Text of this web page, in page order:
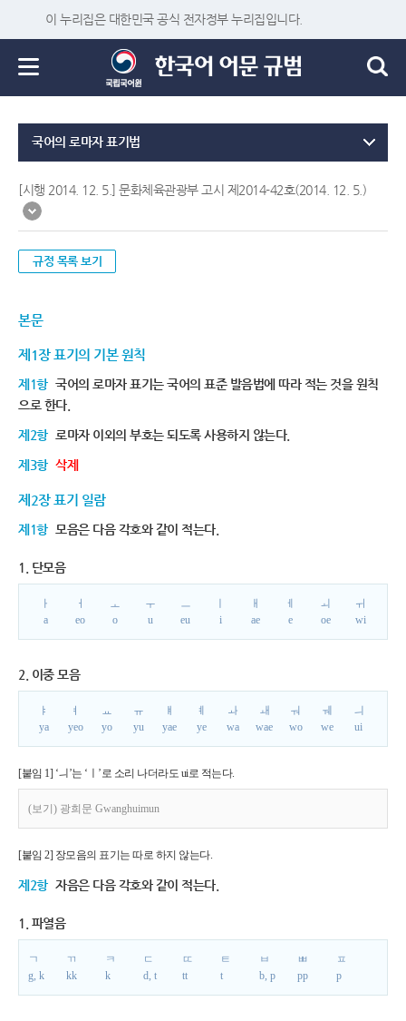
이 누리집은 대한민국 공식 전자정부 누리집입니다.
국어의 로마자 표기법
[시행 2014. 12. 5.] 문화체육관광부 고시 제2014-42호(2014. 12. 5.)
규정 목록 보기
본문
제1장 표기의 기본 원칙
제1항 국어의 로마자 표기는 국어의 표준 발음법에 따라 적는 것을 원칙
으로 한다.
제2항 로마자 이외의 부호는 되도록 사용하지 않는다.
제3항 삭제
제2장 표기 일람
제1항 모음은 다음 각호와 같이 적는다.
1. 단모음
ㅏ
a
ㅓ
eo
ㅗ
o
ㅜ
u
ㅡ
eu
i
ㅐ
ae
ㅔ
e
ㅚ
oe
ㅟ
wi
2. 이중 모음
ㅑ
ya
ㅕ
yeo
ㅛ
yo
ㅠ
yu
ㅒ
yae
ㅖ
ye
ㅘ
wa
ㅙ
wae
ㅝ
wo
ㅞ
we
ㅢ
ui
[붙임 1] ‘ㅢ’는 ‘ㅣ’로 소리 나더라도 ui로 적는다.
(보기) 광희문 Gwanghuimun
[붙임 2] 장모음의 표기는 따로 하지 않는다.
제2항 자음은 다음 각호와 같이 적는다.
1. 파열음
ㄱ
g, k
ㄲ
kk
ㅋ
k
ㄷ
d, t
ㄸ
tt
ㅌ
t
ㅂ
b, p
ㅃ
pp
ㅍ
p